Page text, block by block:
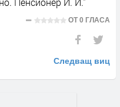
ОТ0 ГЛАСА
Следващ виц